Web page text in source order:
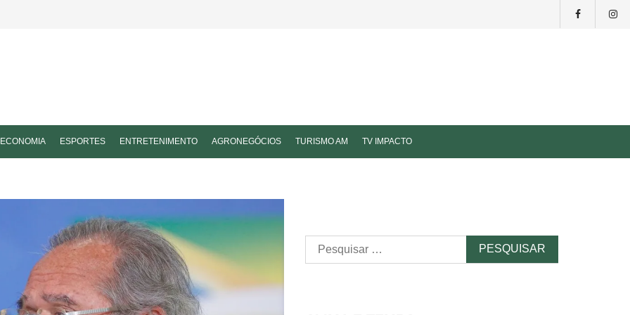
ECONOMIA ESPORTES ENTRETENIMENTO AGRONEGÓCIOS TURISMO AM TV IMPACTO
Pesquisar
por: